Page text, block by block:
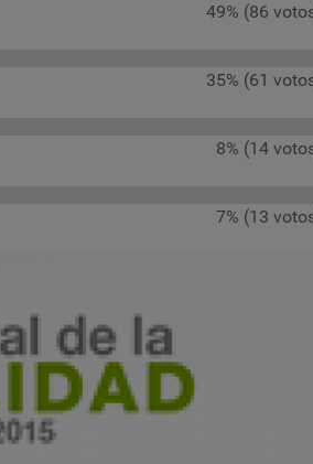
49% (86
35% (61
8% (14
7% (13